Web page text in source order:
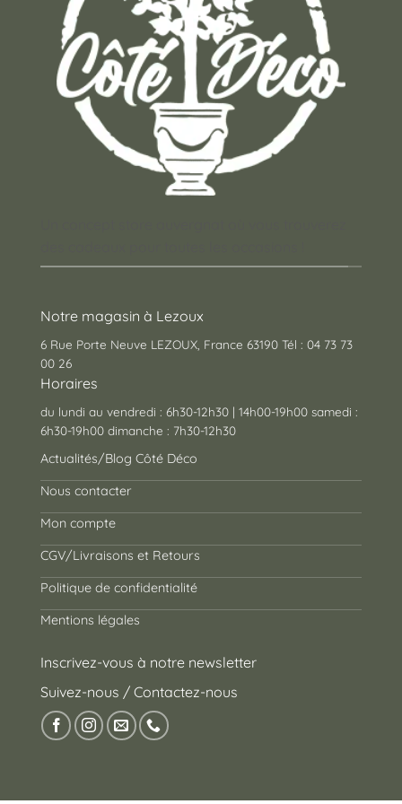
Notre magasin à Lezoux
6 Rue Porte Neuve LEZOUX, France 63190 Tél : 04 73 73
00 26
Horaires
du lundi au vendredi : 6h30-12h30 | 14h00-19h00 samedi :
6h30-19h00 dimanche : 7h30-12h30
Actualités/Blog Côté Déco
Nous contacter
Mon compte
CGV/Livraisons et Retours
Politique de confidentialité
Mentions légales
Inscrivez-vous à notre newsletter
Suivez-nous / Contactez-nous